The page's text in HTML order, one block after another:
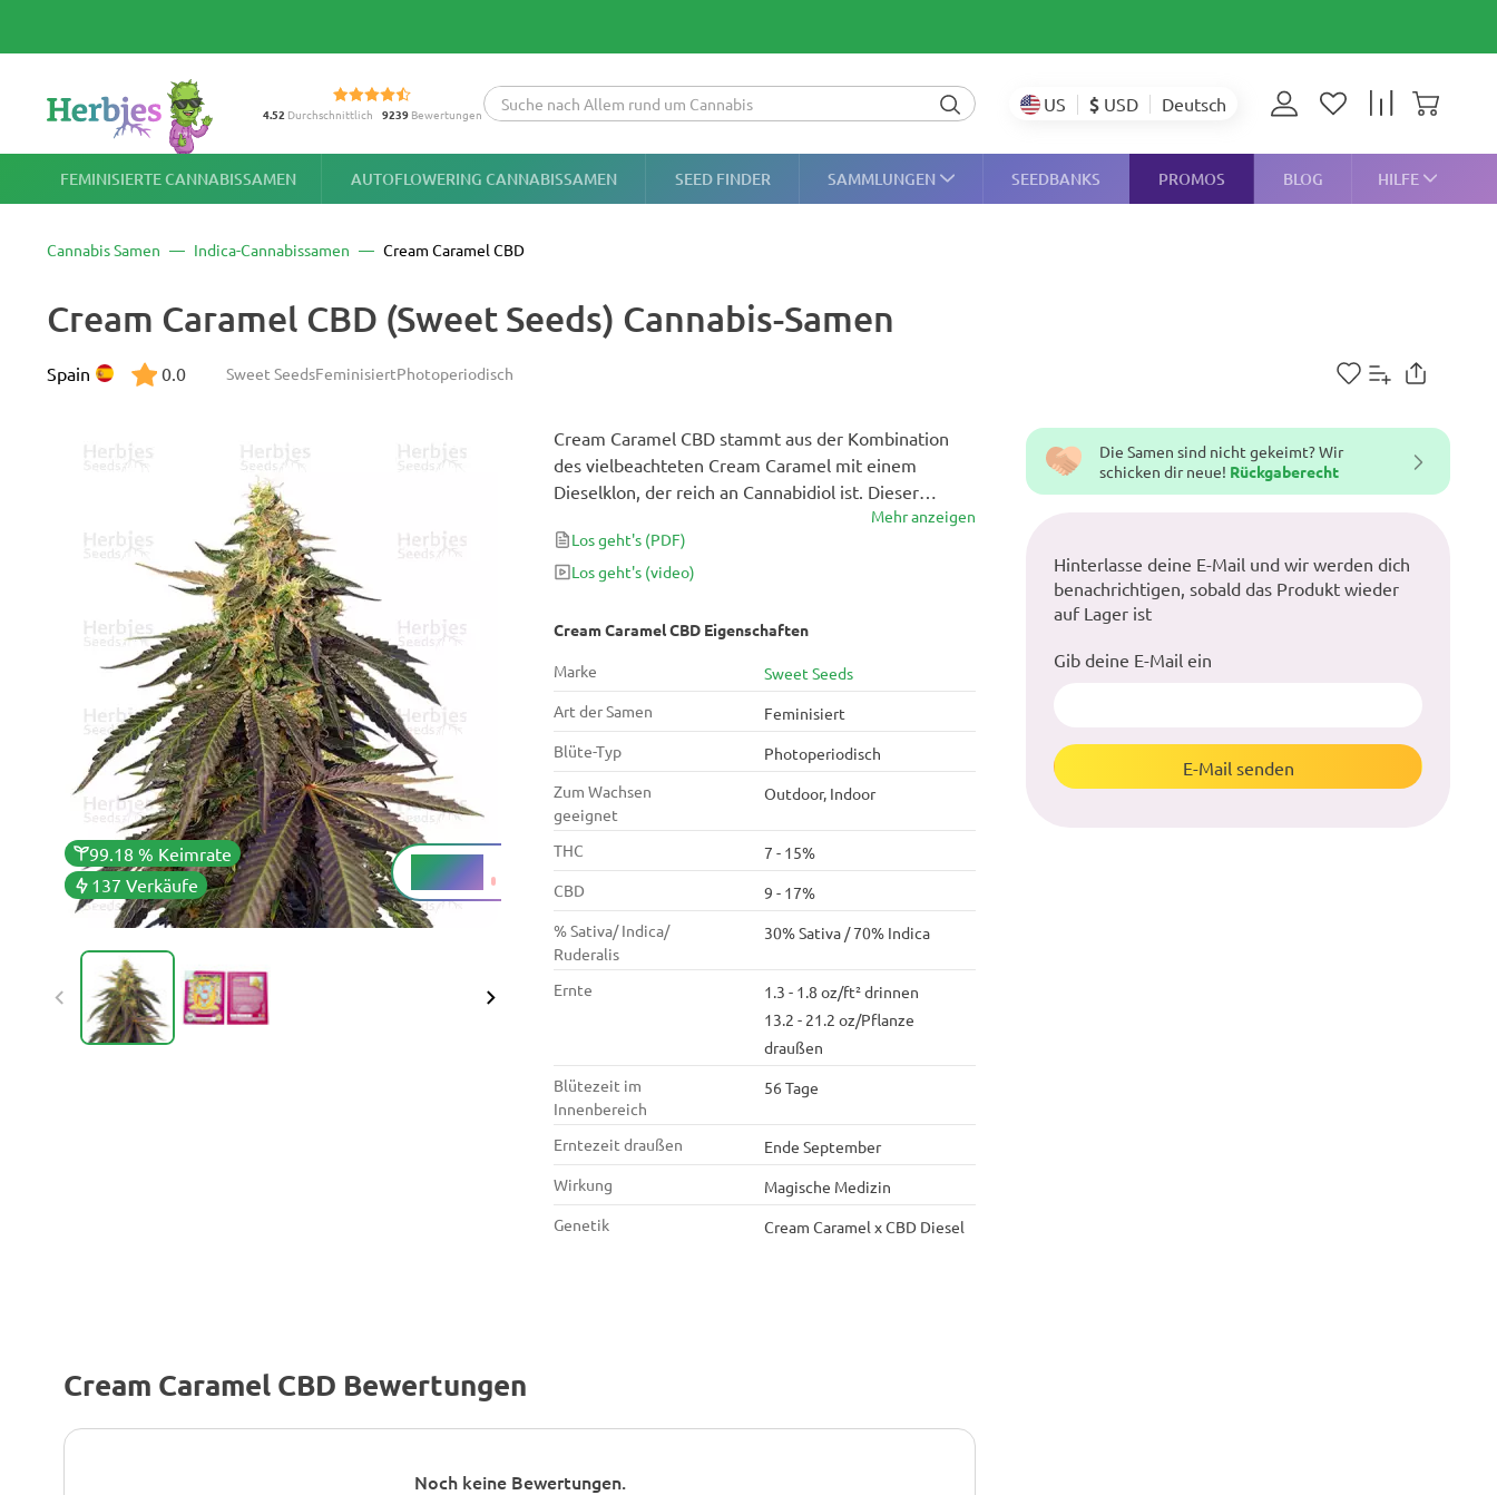
4.52 Durchschnittlich 9239Bewertungen US $ USD Deutsch
FEMINISIERTE CANNABISSAMEN AUTOFLOWERING CANNABISSAMEN SEED FINDER SAMMLUNGEN SEEDBANKS PROMOS BLOG HILFE
Cannabis Samen Indica-Cannabissamen Cream Caramel CBD
99.18 % Keimrate
137 Verkäufe
7 - 15 %
THC
Cream Caramel CBD (Sweet Seeds) Cannabis-Samen
Sweet SeedsFeminisiertPhotoperiodisch
Spain 0.0
Cream Caramel CBD Eigenschaften
Marke
Sweet Seeds
Art der Samen
Feminisiert
Blüte-Typ
Photoperiodisch
Zum Wachsen
geeignet
Outdoor, Indoor
THC
7 - 15%
CBD
9 - 17%
% Sativa/ Indica/
Ruderalis
30% Sativa / 70% Indica
Ernte
1.3 - 1.8 oz/ft² drinnen
13.2 - 21.2 oz/Pflanze
draußen
Blütezeit im
Innenbereich
56 Tage
Erntezeit draußen
Ende September
Wirkung
Magische Medizin
Genetik
Cream Caramel x CBD Diesel
Cream Caramel CBD Bewertungen
Noch keine Bewertungen.
Cream Caramel CBD stammt aus der Kombination
des vielbeachteten Cream Caramel mit einem
Dieselklon, der reich an Cannabidiol ist. Dieser
feminisierte Indica-dominante Stamm liefert 400-
550 g / m² - 375-600 g / Pflanze und hat CBD: THC-
Verhältnisse von 1: 1 - 1: 2. Die Pflanze ist kurz aber
ist wirklich entspannend.
Mehr anzeigen
Los geht's (PDF)
Los geht's (video)
Die Samen sind nicht gekeimt? Wir
schicken dir neue! Rückgaberecht
Hinterlasse deine E-Mail und wir werden dich
benachrichtigen, sobald das Produkt wieder
auf Lager ist
Gib deine E-Mail ein
E-Mail senden